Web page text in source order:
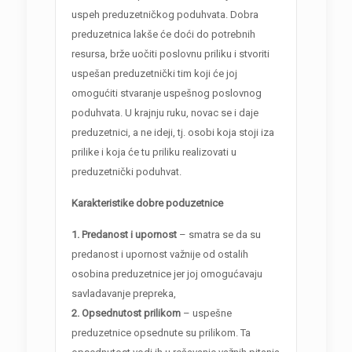
uspeh preduzetničkog poduhvata. Dobra
preduzetnica lakše će doći do potrebnih
resursa, brže uočiti poslovnu priliku i stvoriti
uspešan preduzetnički tim koji će joj
omogućiti stvaranje uspešnog poslovnog
poduhvata. U krajnju ruku, novac se i daje
preduzetnici, a ne ideji, tj. osobi koja stoji iza
prilike i koja će tu priliku realizovati u
preduzetnički poduhvat.
Karakteristike dobre poduzetnice
1. Predanost i upornost– smatra se da su
predanost i upornost važnije od ostalih
osobina preduzetnice jer joj omogućavaju
savladavanje prepreka,
2. Opsednutost prilikom– uspešne
preduzetnice opsednute su prilikom. Ta